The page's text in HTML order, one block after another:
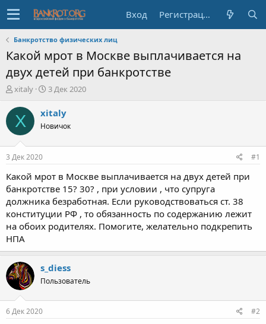
Вход Регистрация
Банкротство физических лиц
Какой мрот в Москве выплачивается на
двух детей при банкротстве
А
т
о
р
е
м
ы
xitaly
Д
т
н
л
3 Дек 2020
X xitaly
Новичок
3 Дек 2020 #1
Какой мрот в Москве выплачивается на двух детей при
банкротстве 15? 30? , при условии , что супруга
должника безработная. Если руководствоваться ст. 38
конституции РФ , то обязанность по содержанию лежит
на обоих родителях. Помогите, желательно подкрепить
НПА
s_diess
Пользователь
6 Дек 2020 #2